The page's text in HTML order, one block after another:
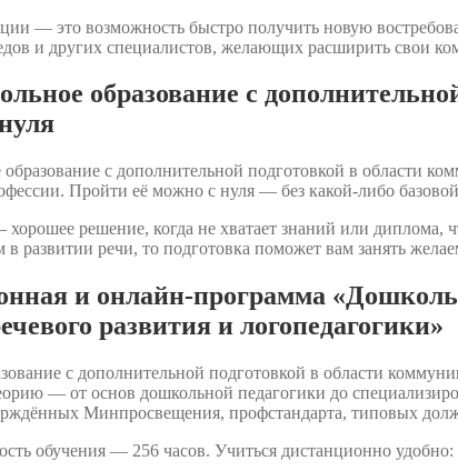
— это возможность быстро получить новую
и других специалистов, желающих расширить свои
образование с
с дополнительной подготовкой в области
Пройти её можно с нуля — без какой-либо
решение, когда не хватает знаний или диплома,
развитии речи, то подготовка поможет вам занять
и онлайн-программа
развития и логопедагогики»
с дополнительной подготовкой в области
— от основ дошкольной педагогики до
Минпросвещения, профстандарта, типовых
обучения — 256 часов. Учиться дистанционно